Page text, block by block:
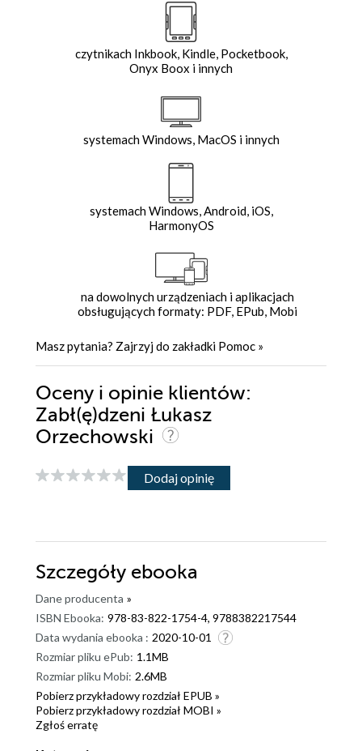
czytnikach Inkbook, Kindle, Pocketbook,
Onyx Boox i innych
systemach Windows, MacOS i innych
systemach Windows, Android, iOS,
HarmonyOS
na dowolnych urządzeniach i aplikacjach
obsługujących formaty: PDF, EPub, Mobi
Masz pytania? Zajrzyj do zakładki Pomoc »
Oceny i opinie klientów:
Zabł(ę)dzeni Łukasz
Orzechowski
Dodaj opinię
Szczegóły ebooka
Dane producenta »
ISBN Ebooka: 978-83-822-1754-4, 9788382217544
Data wydania ebooka : 2020-10-01
Rozmiar pliku ePub: 1.1MB
Rozmiar pliku Mobi: 2.6MB
Pobierz przykładowy rozdział EPUB »
Pobierz przykładowy rozdział MOBI »
Zgłoś erratę